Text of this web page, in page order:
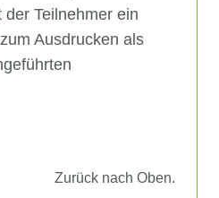
Teilnehmer ein
Ausdrucken als
Zurück nach Oben.